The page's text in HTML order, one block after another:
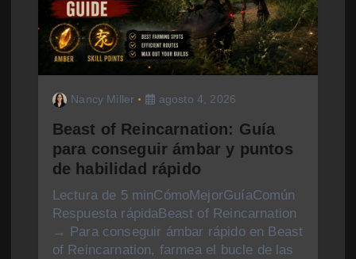
e
Nancy Miller agosto 4, 2026
Beast of Reincarnation: Guía
para conseguir ámbar y puntos
de habilidad rápido
Lectura de 5 minCómoMejorGuíaComún
Respuesta rápidaBeast of Reincarnation
→ Para conseguir ámbar rápido en Beast
of Reincarnation, farmea el bucle de las